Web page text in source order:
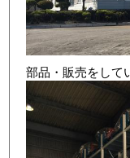
部品・販売をして